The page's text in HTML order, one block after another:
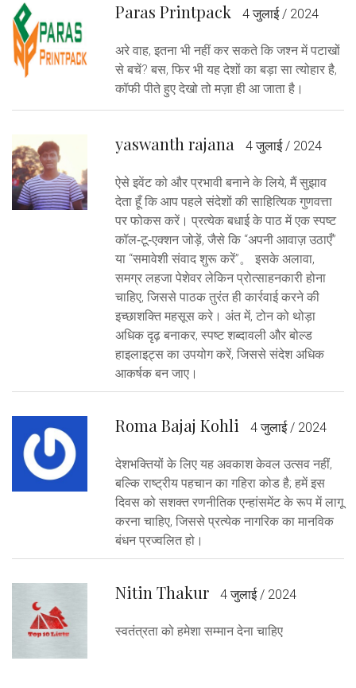
Paras Printpack 4 जुलाई / 2024
अरे वाह, इतना भी नहीं कर सकते कि जश्न में पटाखों
से बचें? बस, फिर भी यह देशों का बड़ा सा त्योहार है,
कॉफी पीते हुए देखो तो मज़ा ही आ जाता है।
yaswanth rajana 4 जुलाई / 2024
ऐसे इवेंट को और प्रभावी बनाने के लिये, मैं सुझाव
देता हूँ कि आप पहले संदेशों की साहित्यिक गुणवत्ता
पर फोकस करें। प्रत्येक बधाई के पाठ में एक स्पष्ट
कॉल‑टू‑एक्शन जोड़ें, जैसे कि “अपनी आवाज़ उठाएँ”
या “समावेशी संवाद शुरू करें”。 इसके अलावा,
समग्र लहजा पेशेवर लेकिन प्रोत्साहनकारी होना
चाहिए, जिससे पाठक तुरंत ही कार्रवाई करने की
इच्छाशक्ति महसूस करे। अंत में, टोन को थोड़ा
अधिक दृढ़ बनाकर, स्पष्ट शब्दावली और बोल्ड
हाइलाइट्स का उपयोग करें, जिससे संदेश अधिक
आकर्षक बन जाए।
Roma Bajaj Kohli 4 जुलाई / 2024
देशभक्तियों के लिए यह अवकाश केवल उत्सव नहीं,
बल्कि राष्ट्रीय पहचान का गहिरा कोड है; हमें इस
दिवस को सशक्त रणनीतिक एन्हांसमेंट के रूप में लागू
करना चाहिए, जिससे प्रत्येक नागरिक का मानविक
बंधन प्रज्वलित हो।
Nitin Thakur 4 जुलाई / 2024
स्वतंत्रता को हमेशा सम्मान देना चाहिए